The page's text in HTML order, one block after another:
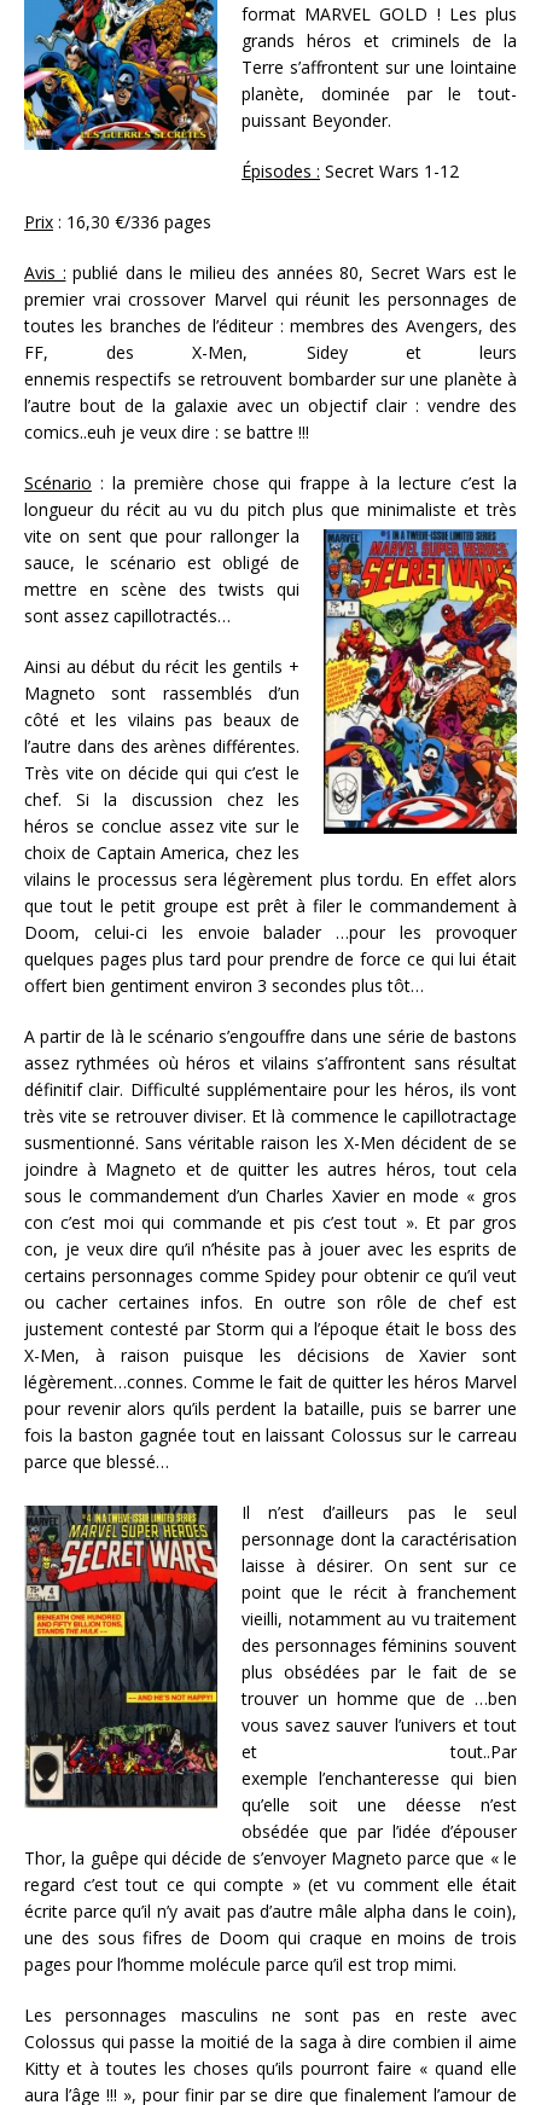
format MARVEL GOLD ! Les plus
grands héros et criminels de la
Terre s’affrontent sur une lointaine
planète, dominée par le tout-
puissant Beyonder.
Épisodes : Secret Wars 1-12
Prix : 16,30 €/336 pages
Avis : publié dans le milieu des années 80, Secret Wars est le
premier vrai crossover Marvel qui réunit les personnages de
toutes les branches de l’éditeur : membres des Avengers, des
FF, des X-Men, Sidey et leurs
ennemis respectifs se retrouvent bombarder sur une planète à
l’autre bout de la galaxie avec un objectif clair : vendre des
comics..euh je veux dire : se battre !!!
Scénario : la première chose qui frappe à la lecture c’est la
longueur du récit au vu du pitch plus que minimaliste et très
vite on sent que pour rallonger la
sauce, le scénario est obligé de
mettre en scène des twists qui
sont assez capillotractés…
Ainsi au début du récit les gentils +
Magneto sont rassemblés d’un
côté et les vilains pas beaux de
l’autre dans des arènes différentes.
Très vite on décide qui qui c’est le
chef. Si la discussion chez les
héros se conclue assez vite sur le
choix de Captain America, chez les
vilains le processus sera légèrement plus tordu. En effet alors
que tout le petit groupe est prêt à filer le commandement à
Doom, celui-ci les envoie balader …pour les provoquer
quelques pages plus tard pour prendre de force ce qui lui était
offert bien gentiment environ 3 secondes plus tôt…
A partir de là le scénario s’engouffre dans une série de bastons
assez rythmées où héros et vilains s’affrontent sans résultat
définitif clair. Difficulté supplémentaire pour les héros, ils vont
très vite se retrouver diviser. Et là commence le capillotractage
susmentionné. Sans véritable raison les X-Men décident de se
joindre à Magneto et de quitter les autres héros, tout cela
sous le commandement d’un Charles Xavier en mode « gros
con c’est moi qui commande et pis c’est tout ». Et par gros
con, je veux dire qu’il n’hésite pas à jouer avec les esprits de
certains personnages comme Spidey pour obtenir ce qu’il veut
ou cacher certaines infos. En outre son rôle de chef est
justement contesté par Storm qui a l’époque était le boss des
X-Men, à raison puisque les décisions de Xavier sont
légèrement…connes. Comme le fait de quitter les héros Marvel
pour revenir alors qu’ils perdent la bataille, puis se barrer une
fois la baston gagnée tout en laissant Colossus sur le carreau
parce que blessé…
Il n’est d’ailleurs pas le seul
personnage dont la caractérisation
laisse à désirer. On sent sur ce
point que le récit à franchement
vieilli, notamment au vu traitement
des personnages féminins souvent
plus obsédées par le fait de se
trouver un homme que de …ben
vous savez sauver l’univers et tout
et tout..Par
exemple l’enchanteresse qui bien
qu’elle soit une déesse n’est
obsédée que par l’idée d’épouser
Thor, la guêpe qui décide de s’envoyer Magneto parce que « le
regard c’est tout ce qui compte » (et vu comment elle était
écrite parce qu’il n’y avait pas d’autre mâle alpha dans le coin),
une des sous fifres de Doom qui craque en moins de trois
pages pour l’homme molécule parce qu’il est trop mimi.
Les personnages masculins ne sont pas en reste avec
Colossus qui passe la moitié de la saga à dire combien il aime
Kitty et à toutes les choses qu’ils pourront faire « quand elle
aura l’âge !!! », pour finir par se dire que finalement l’amour de